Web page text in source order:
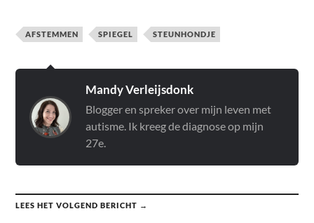
AFSTEMMEN SPIEGEL STEUNHONDJE
Mandy Verleijsdonk
Blogger en spreker over mijn leven met
autisme. Ik kreeg de diagnose op mijn
27e.
LEES HET VOLGEND BERICHT →